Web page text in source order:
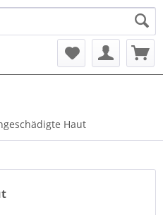
Haut